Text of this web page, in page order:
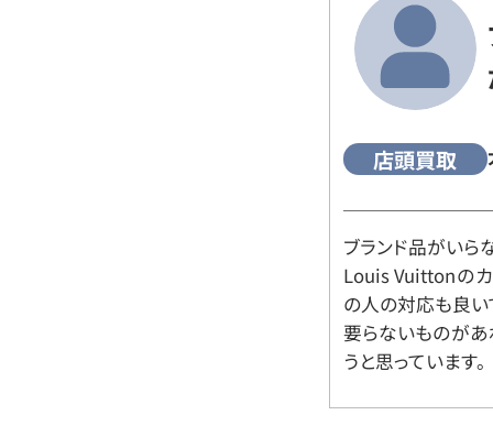
店頭買取
ブランド品がいら
Louis Vuittonの
の人の対応も良い
要らないものがあ
うと思っています。